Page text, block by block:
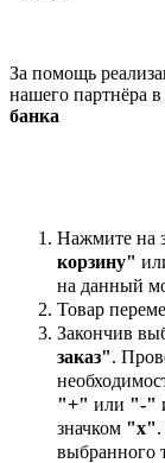
За помощь
нашего партнёра
банка
Нажмите на
корзину"
на данный
Товар
Закончив
заказ".
"+" или "-"
значком "х"
выбранного